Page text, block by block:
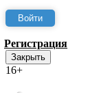
Регистрация
Закрыть
16+